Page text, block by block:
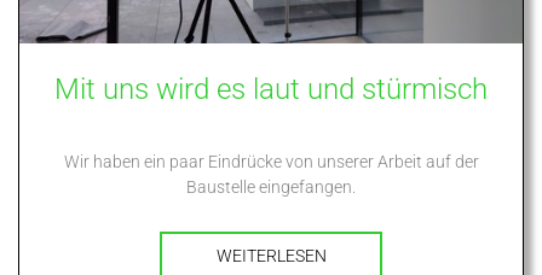
Mit uns wird es laut und stürmisch
Wir haben ein paar Eindrücke von unserer Arbeit auf der
Baustelle eingefangen.
WEITERLESEN